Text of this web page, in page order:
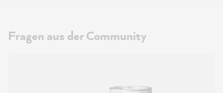
Fragen aus der Community